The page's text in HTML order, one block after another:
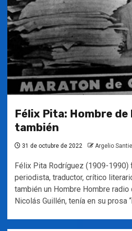
Félix Pita: Hombre de
también
31 de octubre de 2022 Argelio
Félix Pita Rodríguez (1909-1990)
periodista, traductor, crítico
también un Hombre Hombre radio
Nicolás Guillén, tenía en su prosa